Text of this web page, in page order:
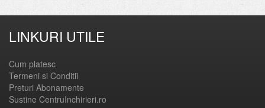
LINKURI UTILE
Cum platesc
Termeni si Conditii
Preturi Abonamente
Sustine CentruInchirieri.ro